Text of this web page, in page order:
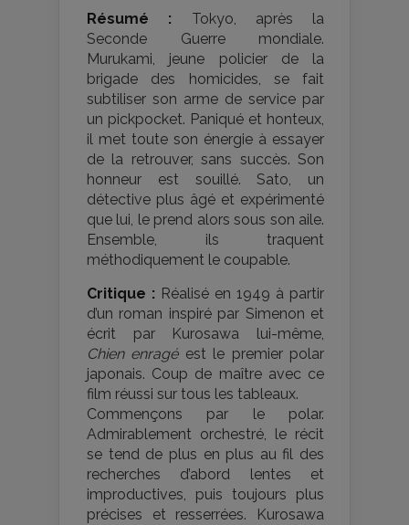
Résumé : Tokyo, après la
Seconde Guerre mondiale.
Murukami, jeune policier de la
brigade des homicides, se fait
subtiliser son arme de service par
un pickpocket. Paniqué et honteux,
il met toute son énergie à essayer
de la retrouver, sans succès. Son
honneur est souillé. Sato, un
détective plus âgé et expérimenté
que lui, le prend alors sous son aile.
Ensemble, ils traquent
méthodiquement le coupable.
Critique : Réalisé en 1949 à partir
d’un roman inspiré par Simenon et
écrit par Kurosawa lui-même,
Chien enragéest le premier polar
japonais. Coup de maître avec ce
film réussi sur tous les tableaux.
Commençons par le polar.
Admirablement orchestré, le récit
se tend de plus en plus au fil des
recherches d’abord lentes et
improductives, puis toujours plus
précises et resserrées. Kurosawa